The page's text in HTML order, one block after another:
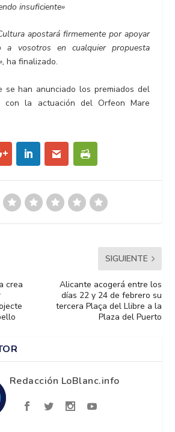
insuficiente»
apostará firmemente por apoyar
a vosotros en cualquier propuesta
ha finalizado.
se han anunciado los premiados del
con la actuación del Orfeon Mare
crea
SIGUIENTE
Alicante acogerá entre los
días 22 y 24 de febrero su
tercera Plaça del Llibre a la
Plaza del Puerto
Redacción LoBlanc.info